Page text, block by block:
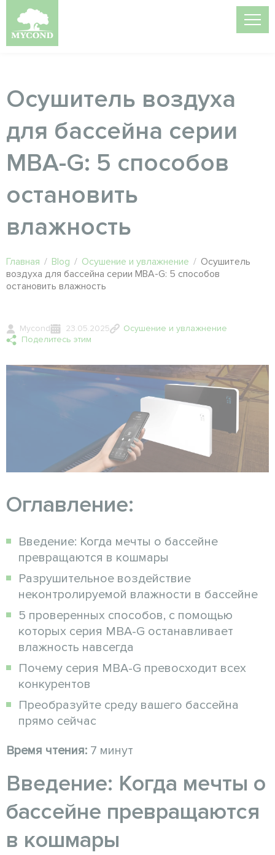
Осушитель воздуха
для бассейна серии
MBA-G: 5 способов
остановить
влажность
Главная / Blog / Осушение и увлажнение / Осушитель
воздуха для бассейна серии MBA-G: 5 способов
остановить влажность
Mycond 23.05.2025
Осушение и увлажнение
Поделитесь этим
Оглавление:
Введение: Когда мечты о бассейне
превращаются в кошмары
Разрушительное воздействие
неконтролируемой влажности в бассейне
5 проверенных способов, с помощью
которых серия MBA-G останавливает
влажность навсегда
Почему серия MBA-G превосходит всех
конкурентов
Преобразуйте среду вашего бассейна
прямо сейчас
Время чтения: 7 минут
Введение: Когда мечты о
бассейне превращаются
в кошмары